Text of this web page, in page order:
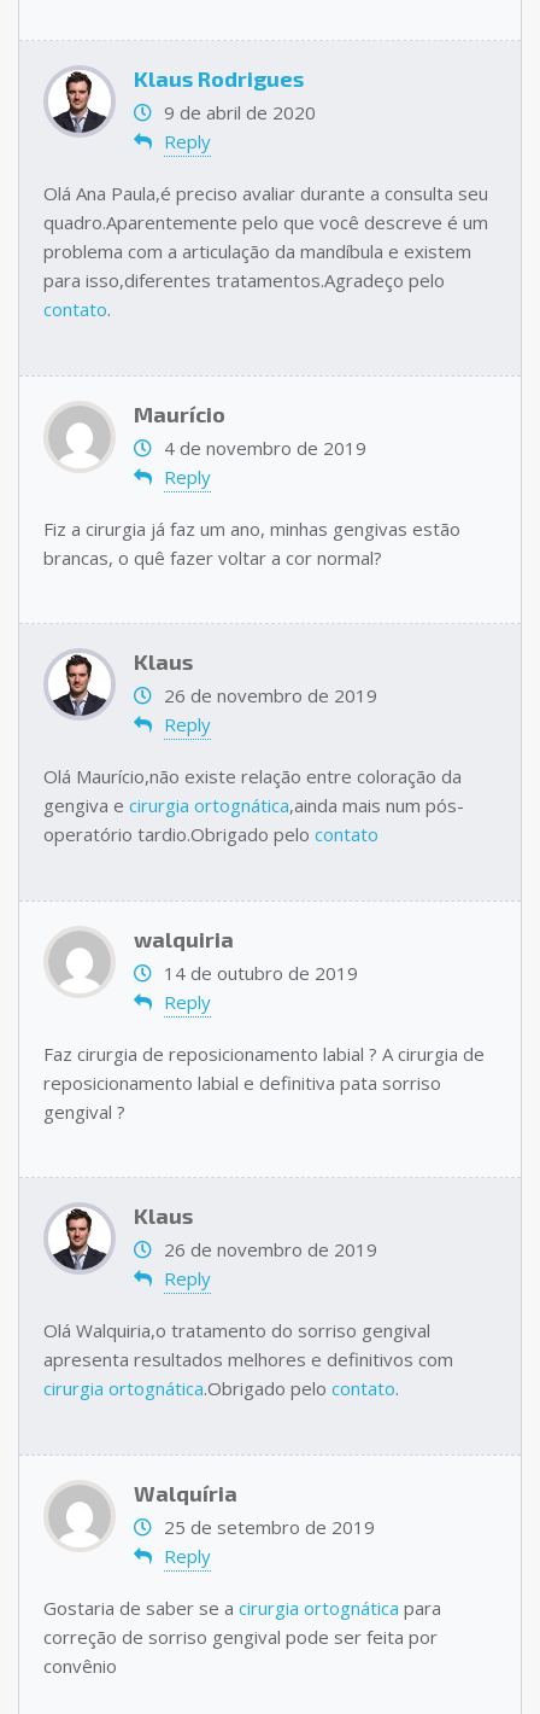
Klaus Rodrigues
9 de abril de 2020
Reply
Olá Ana Paula,é preciso avaliar durante a consulta seu
quadro.Aparentemente pelo que você descreve é um
problema com a articulação da mandíbula e existem
para isso,diferentes tratamentos.Agradeço pelo
contato.
Maurício
4 de novembro de 2019
Reply
Fiz a cirurgia já faz um ano, minhas gengivas estão
brancas, o quê fazer voltar a cor normal?
Klaus
26 de novembro de 2019
Reply
Olá Maurício,não existe relação entre coloração da
gengiva e cirurgia ortognática,ainda mais num pós-
operatório tardio.Obrigado pelo contato
walquiria
14 de outubro de 2019
Reply
Faz cirurgia de reposicionamento labial ? A cirurgia de
reposicionamento labial e definitiva pata sorriso
gengival ?
Klaus
26 de novembro de 2019
Reply
Olá Walquiria,o tratamento do sorriso gengival
apresenta resultados melhores e definitivos com
cirurgia ortognática.Obrigado pelo contato.
Walquíria
25 de setembro de 2019
Reply
Gostaria de saber se a cirurgia ortognática para
correção de sorriso gengival pode ser feita por
convênio